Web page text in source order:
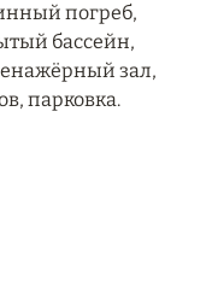
погреб,
бассейн,
зал,
парковка.